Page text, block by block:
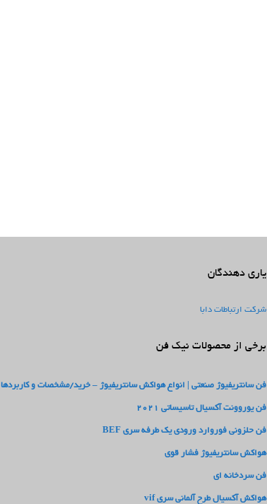
یاری دهندگان
شرکت ارتباطات دابا
برخی از محصولات نیک فن
فن سانتریفیوژ صنعتی | انواع هواکش سانتریفیوژ – خرید/مشخصات و کاربردها
فن یوروونت آکسیال تاسیساتی 2021
فن حلزونی فوروارد ورودی یک طرفه سری BEF
هواکش سانتریفیوژ فشار قوی
فن سردخانه ای
هواکش آکسیال طرح آلمانی سری vif